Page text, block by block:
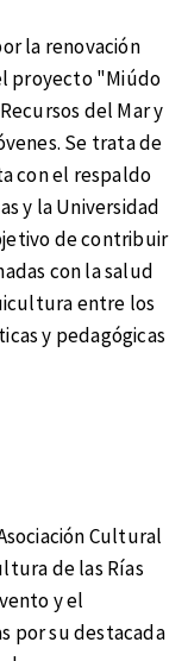
la renovación
proyecto "Miúdo
del Mar y
Se trata de
con el respaldo
y la Universidad
de contribuir
con la salud
entre los
y pedagógicas
Cultural
de las Rías
y el
por su destacada